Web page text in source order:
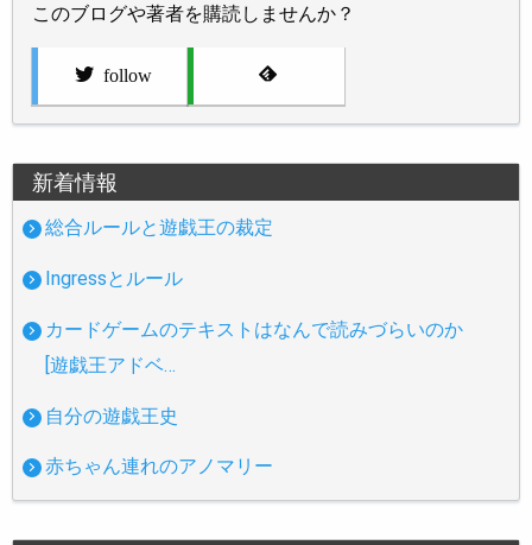
このブログや著者を購読しませんか？
follow
新着情報
総合ルールと遊戯王の裁定
Ingressとルール
カードゲームのテキストはなんで読みづらいのか
[遊戯王アドベ…
自分の遊戯王史
赤ちゃん連れのアノマリー